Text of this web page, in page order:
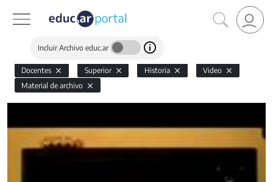
Incluir Archivo educ.ar
Docentes Superior Historia
Video
Material de archivo